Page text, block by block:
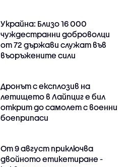
Украйна: Близо 16 000
чуждестранни доброволци
от 72 държави служат във
въоръжените сили
Дронът с експлозив на
летището в Лайпциг е бил
открит до самолет с военни
боеприпаси
От 9 август приключва
двойното етикетиране -